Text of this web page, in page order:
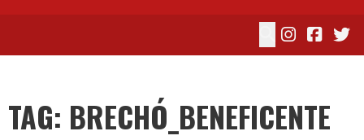
TAG: BRECHÓ_BENEFICENTE